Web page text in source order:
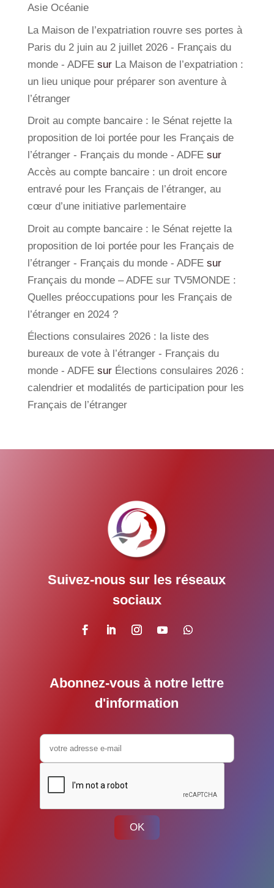
Asie Océanie
La Maison de l’expatriation rouvre ses portes à
Paris du 2 juin au 2 juillet 2026 - Français du
monde - ADFEsur La Maison de l’expatriation :
un lieu unique pour préparer son aventure à
l’étranger
Droit au compte bancaire : le Sénat rejette la
proposition de loi portée pour les Français de
l’étranger - Français du monde - ADFEsur
Accès au compte bancaire : un droit encore
entravé pour les Français de l’étranger, au
cœur d’une initiative parlementaire
Droit au compte bancaire : le Sénat rejette la
proposition de loi portée pour les Français de
l’étranger - Français du monde - ADFEsur
Français du monde – ADFE sur TV5MONDE :
Quelles préoccupations pour les Français de
l’étranger en 2024 ?
Élections consulaires 2026 : la liste des
bureaux de vote à l’étranger - Français du
monde - ADFEsur Élections consulaires 2026 :
calendrier et modalités de participation pour les
Français de l’étranger
Suivez-nous sur les réseaux
sociaux
Abonnez-vous à notre lettre
d'information
OK